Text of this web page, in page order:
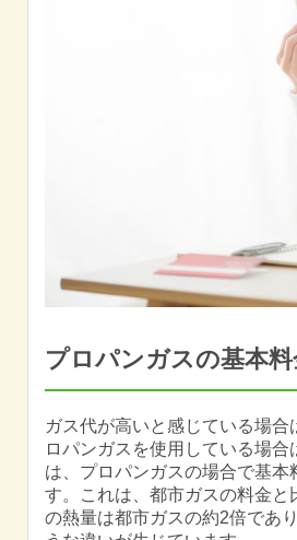
プロパンガスの基本
ガス代が高いと感じている場
ロパンガスを使用している場
は、プロパンガスの場合で基
す。これは、都市ガスの料金と
の熱量は都市ガスの約2倍であ